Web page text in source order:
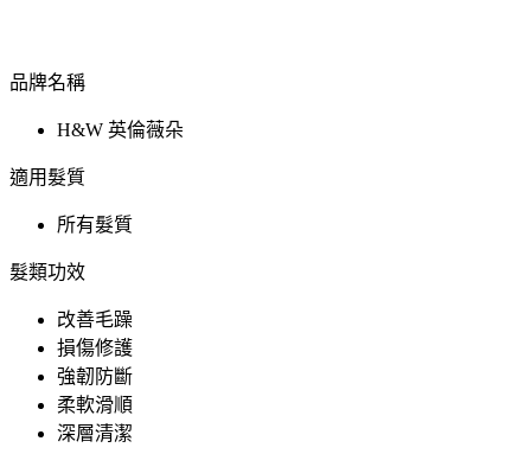
品牌名稱
H&W 英倫薇朵
適用髮質
所有髮質
髮類功效
改善毛躁
損傷修護
強韌防斷
柔軟滑順
深層清潔